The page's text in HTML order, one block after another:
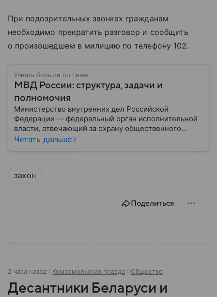
При подозрительных звонках гражданам
необходимо прекратить разговор и сообщить
о произошедшем в милицию по телефону 102.
Узнать больше по теме
МВД России: структура, задачи и
полномочия
Министерство внутренних дел Российской
Федерации — федеральный орган исполнительной
власти, отвечающий за охрану общественного
порядка, борьбу с преступностью, обеспечение
России, какие задачи выполняет министерство, как
Читать дальше
закон
Поделиться
2 часа назад Комсомольская правда Общество
Десантники Беларуси и